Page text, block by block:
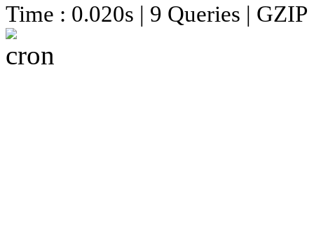
Time : 0.020s | 9 Queries |